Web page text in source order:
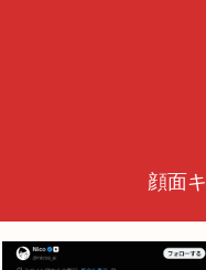
顔面